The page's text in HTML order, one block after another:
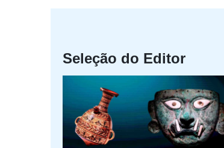
Seleção do Editor